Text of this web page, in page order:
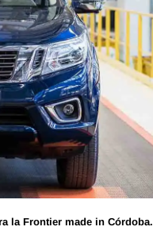
la Frontier made in Córdoba.